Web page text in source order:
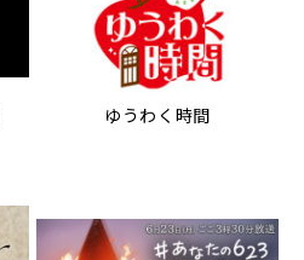
ゆうわく時間